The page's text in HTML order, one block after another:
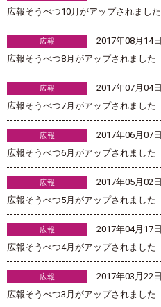
広報そうべつ10月がアップされました
広報
2017年08月14日
広報そうべつ8月がアップされました
広報
2017年07月04日
広報そうべつ7月がアップされました
広報
2017年06月07日
広報そうべつ6月がアップされました
広報
2017年05月02日
広報そうべつ5月がアップされました
広報
2017年04月17日
広報そうべつ4月がアップされました
広報
2017年03月22日
広報そうべつ3月がアップされました